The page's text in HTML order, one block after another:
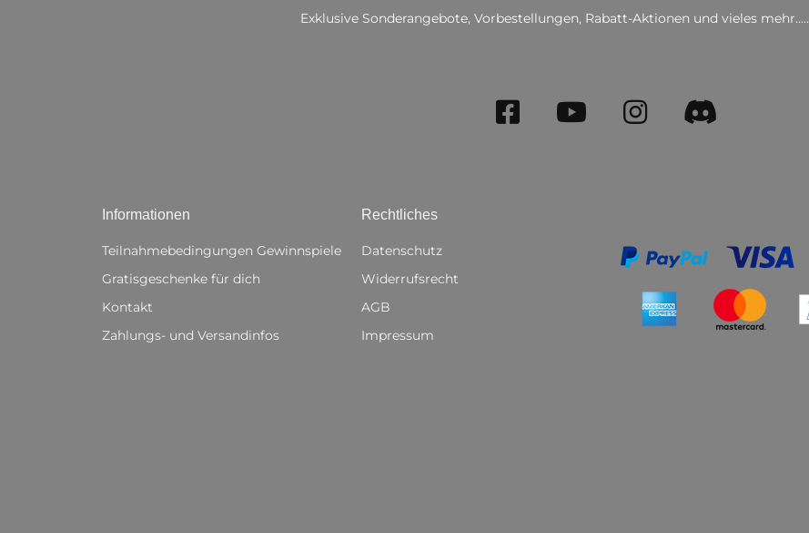
Exklusive Sonderangebote, Vorbestellungen, Rabatt-Aktionen und vieles mehr.....
Informationen
Teilnahmebedingungen Gewinnspiele
Gratisgeschenke für dich
Kontakt
Zahlungs- und Versandinfos
Rechtliches
Datenschutz
Widerrufsrecht
AGB
Impressum